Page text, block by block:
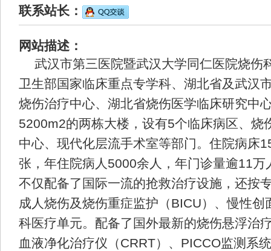
联系站长：
网站描述：
武汉市第三医院暨武汉大学同仁医院烧伤
卫生部国家临床重点专学科、湖北省及武汉
烧伤治疗中心、湖北省烧伤医学临床研究中
5200m2的两栋大楼，设有5个临床病区、烧
中心、现代化层流手术室等部门。住院病床
张，年住院病人5000余人，年门诊量逾11万
不仅配备了国际一流的抢救治疗设施，还按
成人烧伤及烧伤重症监护（BICU）、慢性创
科医疗单元。配备了国外最新的烧伤悬浮治
血液净化治疗仪（CRRT）、PICCO监测系